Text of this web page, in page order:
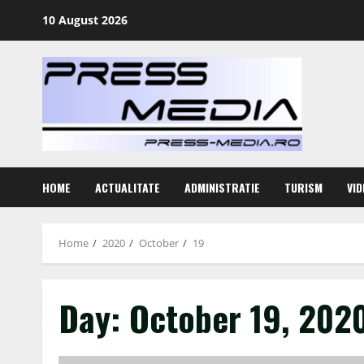
10 August 2026
HOME ACTUALITATE ADMINISTRATIE TURISM
Home 2020 October 19
Day: October 19,